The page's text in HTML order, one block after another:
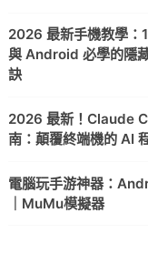
2026 最新手機教學：
與 Android 必學的隱
訣
2026 最新！Claude
南：顛覆終端機的 AI
電腦玩手游神器：
｜MuMu模擬器